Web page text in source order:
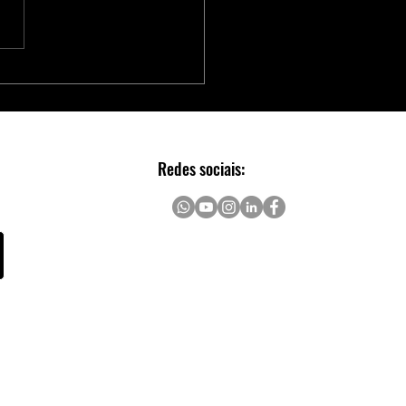
Adaptec® SmartRAID
Redes sociais: